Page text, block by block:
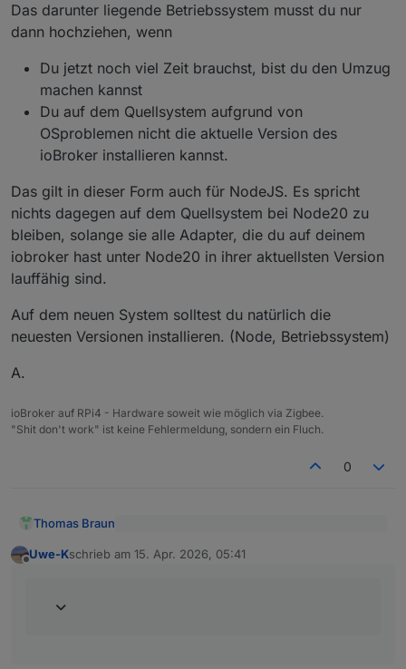
Das darunter liegende Betriebssystem musst du nur
dann hochziehen, wenn
Du jetzt noch viel Zeit brauchst, bist du den Umzug
machen kannst
Du auf dem Quellsystem aufgrund von
OSproblemen nicht die aktuelle Version des
ioBroker installieren kannst.
Das gilt in dieser Form auch für NodeJS. Es spricht
nichts dagegen auf dem Quellsystem bei Node20 zu
bleiben, solange sie alle Adapter, die du auf deinem
iobroker hast unter Node20 in ihrer aktuellsten Version
lauffähig sind.
Auf dem neuen System solltest du natürlich die
neuesten Versionen installieren. (Node, Betriebssystem)
A.
ioBroker auf RPi4 - Hardware soweit wie möglich via Zigbee.
"Shit don't work" ist keine Fehlermeldung, sondern ein Fluch.
0
Thomas Braun
Offline
Uwe-Kschrieb am 15. Apr. 2026, 05:41
zuletzt editiert von